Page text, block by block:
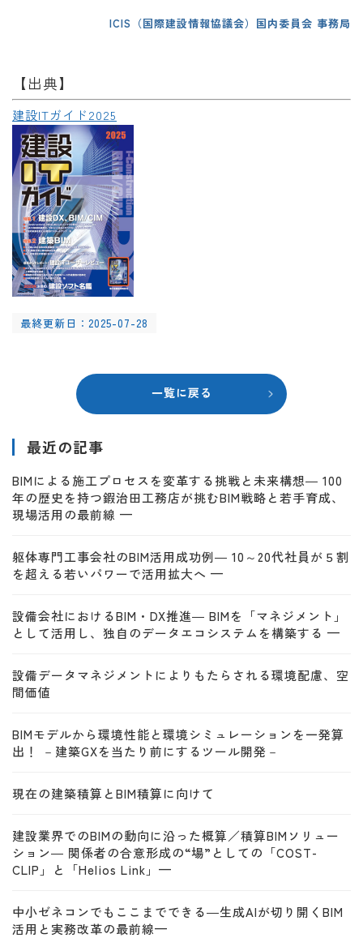
ICIS（国際建設情報協議会）国内委員会 事務局
【出典】
建設ITガイド2025
最終更新日：2025-07-28
一覧に戻る
最近の記事
BIMによる施工プロセスを変革する挑戦と未来構想― 100
年の歴史を持つ鍜治田工務店が挑むBIM戦略と若手育成、
現場活用の最前線 —
躯体専門工事会社のBIM活用成功例― 10～20代社員が５割
を超える若いパワーで活用拡大へ —
設備会社におけるBIM・DX推進― BIMを「マネジメント」
として活用し、独自のデータエコシステムを構築する —
設備データマネジメントによりもたらされる環境配慮、空
間価値
BIMモデルから環境性能と環境シミュレーションを一発算
出！ －建築GXを当たり前にするツール開発－
現在の建築積算とBIM積算に向けて
建設業界でのBIMの動向に沿った概算／積算BIMソリュー
ション― 関係者の合意形成の“場”としての「COST-
CLIP」と「Helios Link」—
中小ゼネコンでもここまでできる―生成AIが切り開くBIM
活用と実務改革の最前線—